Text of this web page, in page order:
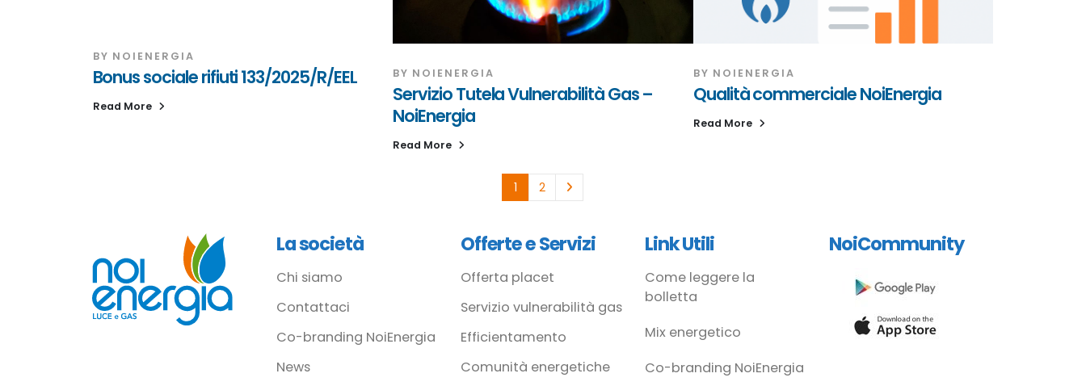
BY NOIENERGIA
Bonus sociale rifiuti 133/2025/R/EEL
Read More
BY NOIENERGIA
Servizio Tutela Vulnerabilità Gas –
NoiEnergia
Read More
BY NOIENERGIA
Qualità commerciale NoiEnergia
Read More
1 2
La società
Chi siamo
Contattaci
Co-branding NoiEnergia
News
Offerte e Servizi
Offerta placet
Servizio vulnerabilità gas
Efficientamento
Comunità energetiche
Link Utili
Come leggere la
bolletta
Mix energetico
Co-branding NoiEnergia
NoiCommunity